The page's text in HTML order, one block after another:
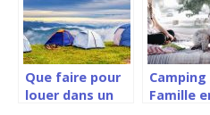
Que faire pour
louer dans un
Camping
Famille